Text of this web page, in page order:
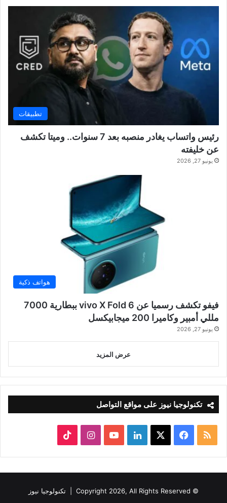
تطبيقات
رئيس واتساب يغادر منصبه بعد 7 سنوات.. وميتا تكشف
عن خليفته
يونيو 27, 2026
هواتف ذكية
فيفو تكشف رسميا عن vivo X Fold 6 ببطارية 7000
مللي أمبير وكاميرا 200 ميجابيكسل
يونيو 27, 2026
عرض المزيد
تكنولوجيا نيوز على مواقع التواصل
ملخص
الموقع
RSS
فيسبوك لينكدإن‫YouTubeانستقرام
© Copyright 2026, All Rights Reserved | تكنولوجيا نيوز